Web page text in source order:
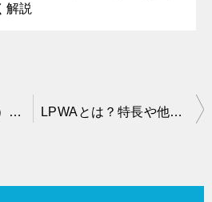
解説
機能安全とは？（１）機能安全の考え方やシステムの信頼性・安全性について紹介 LPWAとは？特長や他通信規格との比較、活用事例を紹介